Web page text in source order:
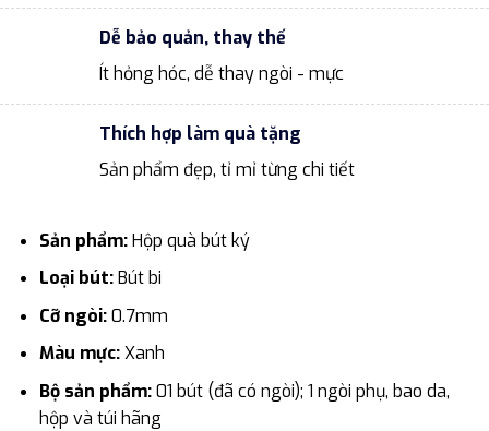
Dễ bảo quản, thay thế
Ít hỏng hóc, dễ thay ngòi - mực
Thích hợp làm quà tặng
Sản phẩm đẹp, tỉ mỉ từng chi tiết
Sản phẩm:Hộp quà bút ký
Loại bút:Bút bi
Cỡ ngòi:0.7mm
Màu mực:Xanh
Bộ sản phẩm:01 bút (đã có ngòi); 1 ngòi phụ, bao da,
hộp và túi hãng